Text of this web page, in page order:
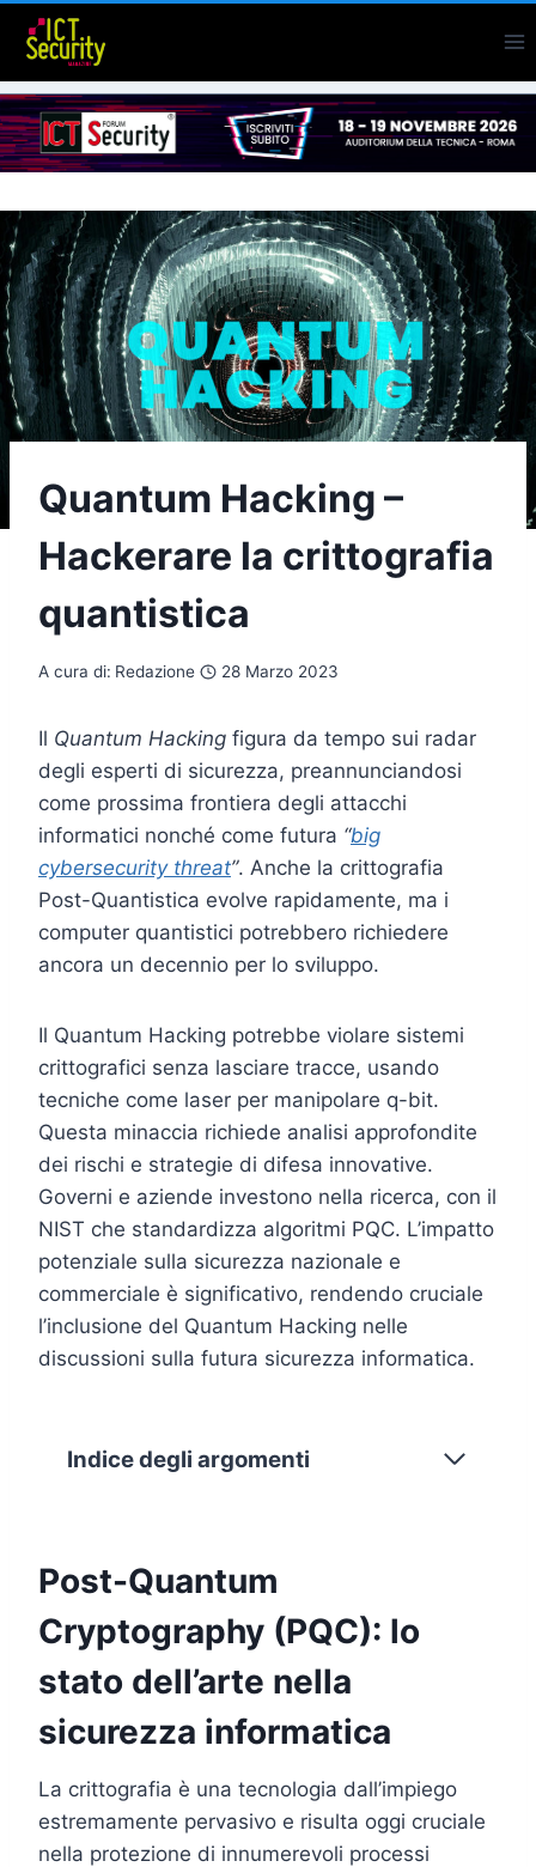
Salta
contenuto
Quantum Hacking –
Hackerare la crittografia
quantistica
A cura di: Redazione 28 Marzo 2023
Il Quantum Hacking figura da tempo sui radar
degli esperti di sicurezza, preannunciandosi
come prossima frontiera degli attacchi
informatici nonché come futura “big
cybersecurity threat”. Anche la crittografia
Post-Quantistica evolve rapidamente, ma i
computer quantistici potrebbero richiedere
ancora un decennio per lo sviluppo.
Il Quantum Hacking potrebbe violare sistemi
crittografici senza lasciare tracce, usando
tecniche come laser per manipolare q-bit.
Questa minaccia richiede analisi approfondite
dei rischi e strategie di difesa innovative.
Governi e aziende investono nella ricerca, con il
NIST che standardizza algoritmi PQC. L’impatto
potenziale sulla sicurezza nazionale e
commerciale è significativo, rendendo cruciale
l’inclusione del Quantum Hacking nelle
discussioni sulla futura sicurezza informatica.
Indice degli argomenti
Post-Quantum
Cryptography (PQC): lo
stato dell’arte nella
sicurezza informatica
La crittografia è una tecnologia dall’impiego
estremamente pervasivo e risulta oggi cruciale
nella protezione di innumerevoli processi